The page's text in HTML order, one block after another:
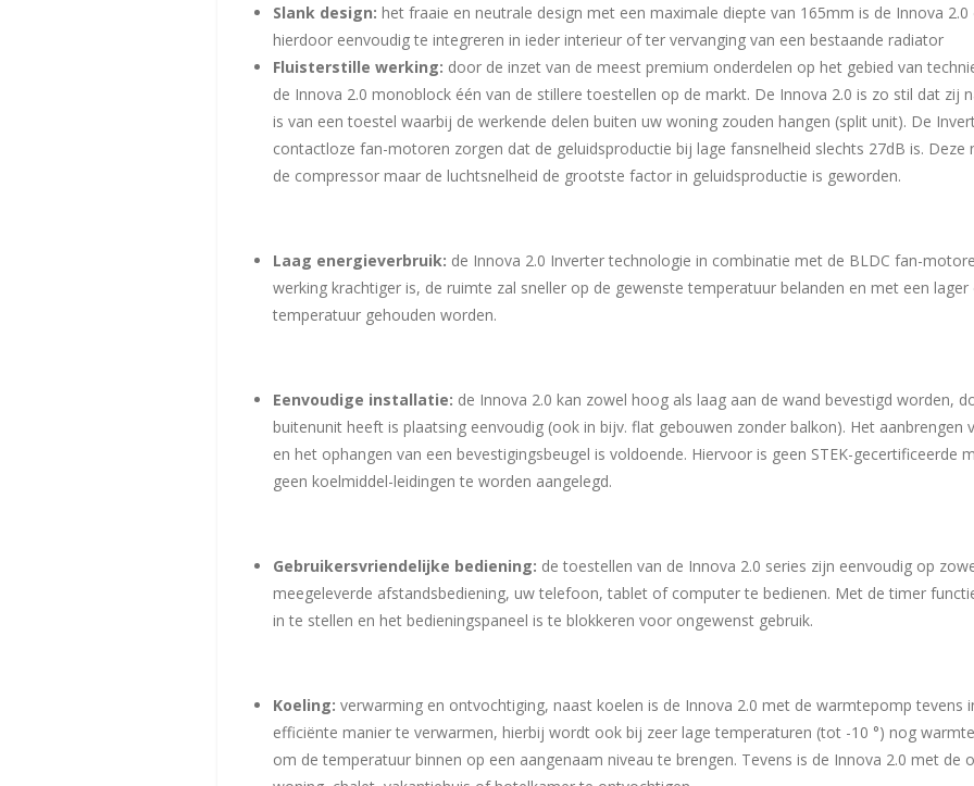
Slank design: het fraaie en neutrale design met een maximale diepte van 165mm is de Innova
hierdoor eenvoudig te integreren in ieder interieur of ter vervanging van een bestaande radiator
Fluisterstille werking: door de inzet van de meest premium onderdelen op het gebied van
de Innova 2.0 monoblock één van de stillere toestellen op de markt. De Innova 2.0 is zo stil dat zij
is van een toestel waarbij de werkende delen buiten uw woning zouden hangen (split unit). De
contactloze fan-motoren zorgen dat de geluidsproductie bij lage fansnelheid slechts 27dB is. Deze
de compressor maar de luchtsnelheid de grootste factor in geluidsproductie is geworden.
Laag energieverbruik: de Innova 2.0 Inverter technologie in combinatie met de BLDC fan-
werking krachtiger is, de ruimte zal sneller op de gewenste temperatuur belanden en met een
temperatuur gehouden worden.
Eenvoudige installatie: de Innova 2.0 kan zowel hoog als laag aan de wand bevestigd worden,
buitenunit heeft is plaatsing eenvoudig (ook in bijv. flat gebouwen zonder balkon). Het aanbrengen
en het ophangen van een bevestigingsbeugel is voldoende. Hiervoor is geen STEK-gecertificeerde
geen koelmiddel-leidingen te worden aangelegd.
Gebruikersvriendelijke bediening: de toestellen van de Innova 2.0 series zijn eenvoudig op
meegeleverde afstandsbediening, uw telefoon, tablet of computer te bedienen. Met de timer
in te stellen en het bedieningspaneel is te blokkeren voor ongewenst gebruik.
Koeling: verwarming en ontvochtiging, naast koelen is de Innova 2.0 met de warmtepomp tevens
efficiënte manier te verwarmen, hierbij wordt ook bij zeer lage temperaturen (tot -10 °) nog
om de temperatuur binnen op een aangenaam niveau te brengen. Tevens is de Innova 2.0 met de